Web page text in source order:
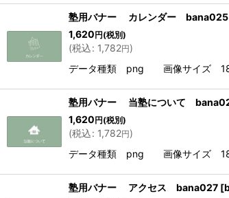
塾用バナー カレンダー bana025
1,620円(税別)
(税込: 1,782円)
データ種類 png 画像サイズ
塾用バナー 当塾について
1,620円(税別)
(税込: 1,782円)
データ種類 png 画像サイズ
塾用バナー アクセス bana027 [